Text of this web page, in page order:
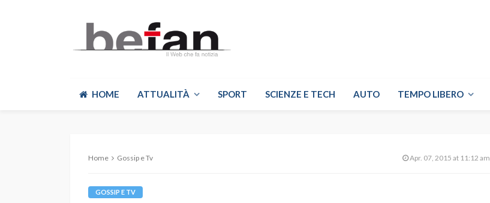
HOME ATTUALITÀ SPORT SCIENZE E TECH AUTO TEMPO LIBERO
Home Gossip e Tv Apr. 07, 2015 at 11:12 am
GOSSIP E TV